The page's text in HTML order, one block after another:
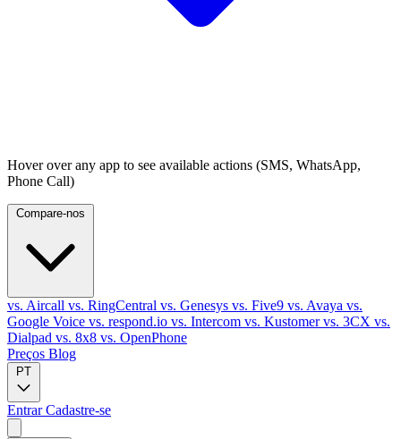
Hover over any app to see available actions (SMS, WhatsApp,
Phone Call)
vs. Aircall vs. RingCentral vs. Genesys vs. Five9 vs. Avaya vs.
Google Voice vs. respond.io vs. Intercom vs. Kustomervs. 3CX vs.
Dialpad vs. 8x8 vs. OpenPhone
Preços Blog
PT
EntrarCadastre-se